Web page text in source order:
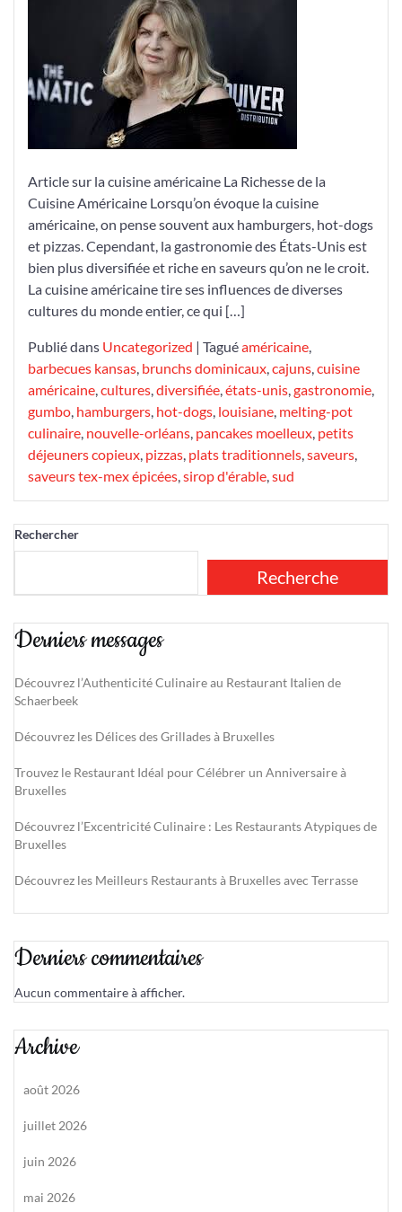
Richesse
Culinaire
de
la
Cuisine
Américaine
Article sur la cuisine américaine La Richesse de la
Cuisine Américaine Lorsqu’on évoque la cuisine
américaine, on pense souvent aux hamburgers, hot-dogs
et pizzas. Cependant, la gastronomie des États-Unis est
bien plus diversifiée et riche en saveurs qu’on ne le croit.
La cuisine américaine tire ses influences de diverses
cultures du monde entier, ce qui […]
Publié dans Uncategorized | Taguéaméricaine,
barbecues kansas, brunchs dominicaux,cajuns,cuisine
américaine,cultures,diversifiée,états-unis,gastronomie,
gumbo, hamburgers, hot-dogs, louisiane, melting-pot
culinaire, nouvelle-orléans, pancakes moelleux, petits
déjeuners copieux, pizzas, plats traditionnels,saveurs,
saveurs tex-mex épicées,sirop d'érable,sud
Rechercher
Recherche
Derniers messages
Découvrez l’Authenticité Culinaire au Restaurant Italien de
Schaerbeek
Découvrez les Délices des Grillades à Bruxelles
Trouvez le Restaurant Idéal pour Célébrer un Anniversaire à
Bruxelles
Découvrez l’Excentricité Culinaire : Les Restaurants Atypiques de
Bruxelles
Découvrez les Meilleurs Restaurants à Bruxelles avec Terrasse
Derniers commentaires
Aucun commentaire à afficher.
Archive
août 2026
juillet 2026
juin 2026
mai 2026